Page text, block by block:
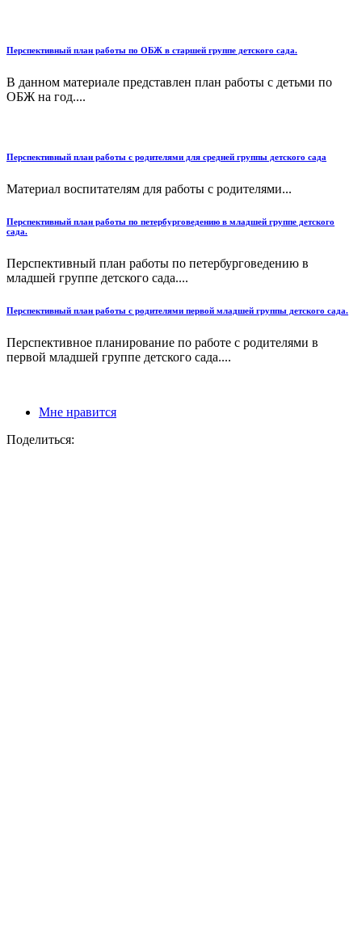
Перспективный план работы по ОБЖ в старшей группе детского сада.
В данном материале представлен план работы с детьми по
ОБЖ на год....
Перспективный план работы с родителями для средней группы детского сада
Материал воспитателям для работы с родителями...
Перспективный план работы по петербурговедению в младшей группе детского
сада.
Перспективный план работы по петербурговедению в
младшей группе детского сада....
Перспективный план работы с родителями первой младшей группы детского сада.
Перспективное планирование по работе с родителями в
первой младшей группе детского сада....
Мне нравится
Поделиться: